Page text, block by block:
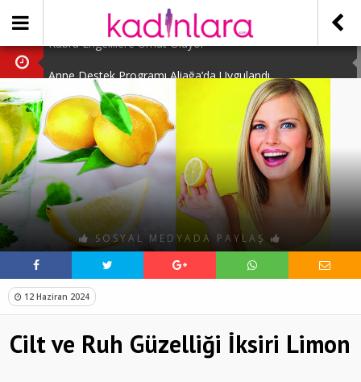
Kübra Engellilere Umut Oluyor
Türk Halk Oyunları Topluluğu Büyüledi
Kübra Kuş “Kadınlar Sporda Öncü ve Güçlü”
Çocuklara Özel Kaplumbağa Etkinliği
Kübra Engellilere Umut Oluyor
SOSYAL MEDYADA PAYLAŞ
12 Haziran 2024
Cilt ve Ruh Güzelliği İksiri Limon